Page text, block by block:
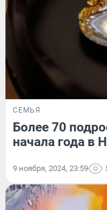
СЕМЬЯ
Более 70
начала года в
9 ноября, 2024, 23:59